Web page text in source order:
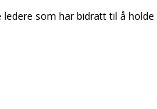
som har bidratt til å holde